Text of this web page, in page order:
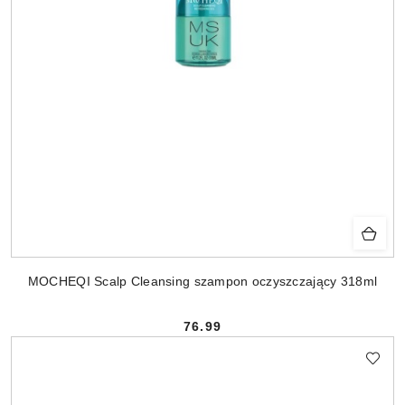
MOCHEQI Scalp Cleansing szampon oczyszczający 318ml
Cena:
76.99